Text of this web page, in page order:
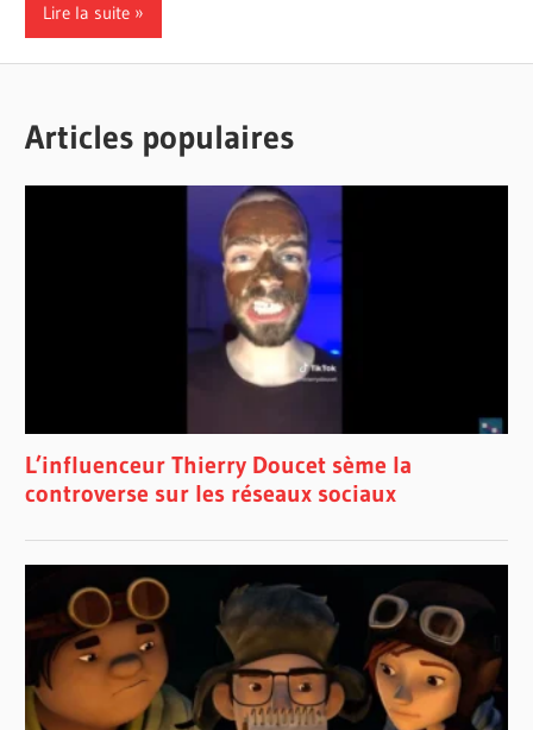
Lire la suite
Articles populaires